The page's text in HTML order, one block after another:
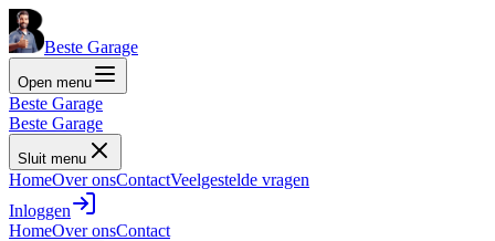
Beste Garage
Open menu
Beste Garage
Beste Garage
Sluit menu
HomeOver onsContactVeelgestelde vragen
Inloggen
HomeOver onsContact